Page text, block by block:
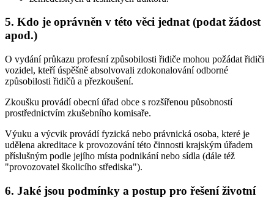
5. Kdo je oprávněn v této věci jednat (podat žádost
apod.)
O vydání průkazu profesní způsobilosti řidiče mohou požádat řidiči
vozidel, kteří úspěšně absolvovali zdokonalování odborné
způsobilosti řidičů a přezkoušení.
Zkoušku provádí obecní úřad obce s rozšířenou působností
prostřednictvím zkušebního komisaře.
Výuku a výcvik provádí fyzická nebo právnická osoba, které je
udělena akreditace k provozování této činnosti krajským úřadem
příslušným podle jejího místa podnikání nebo sídla (dále též
"provozovatel školicího střediska").
6. Jaké jsou podmínky a postup pro řešení životní